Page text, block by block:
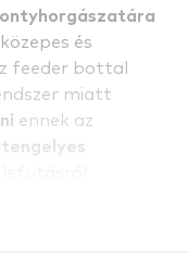
és
feeder bottal
miatt
ennek az